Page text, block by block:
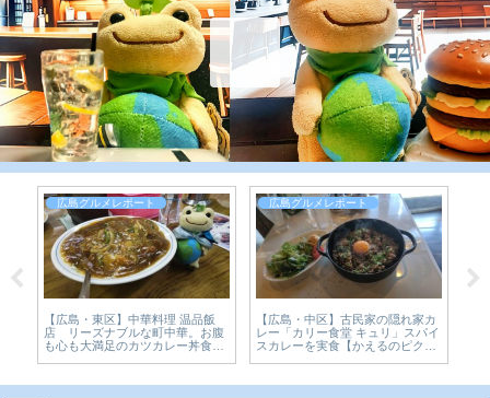
広島デザートレポート
【広島・大手町】老舗和菓子屋
「青柳屋」の濃い京抹茶氷が、本
気すぎた。宮島純氷×京抹茶のか
日常お食事レポート
CoCo壱番屋「The牛咖喱」数量限
定カレーを実食レビュー。2024年
10月【かえるのピクルスと実食レ